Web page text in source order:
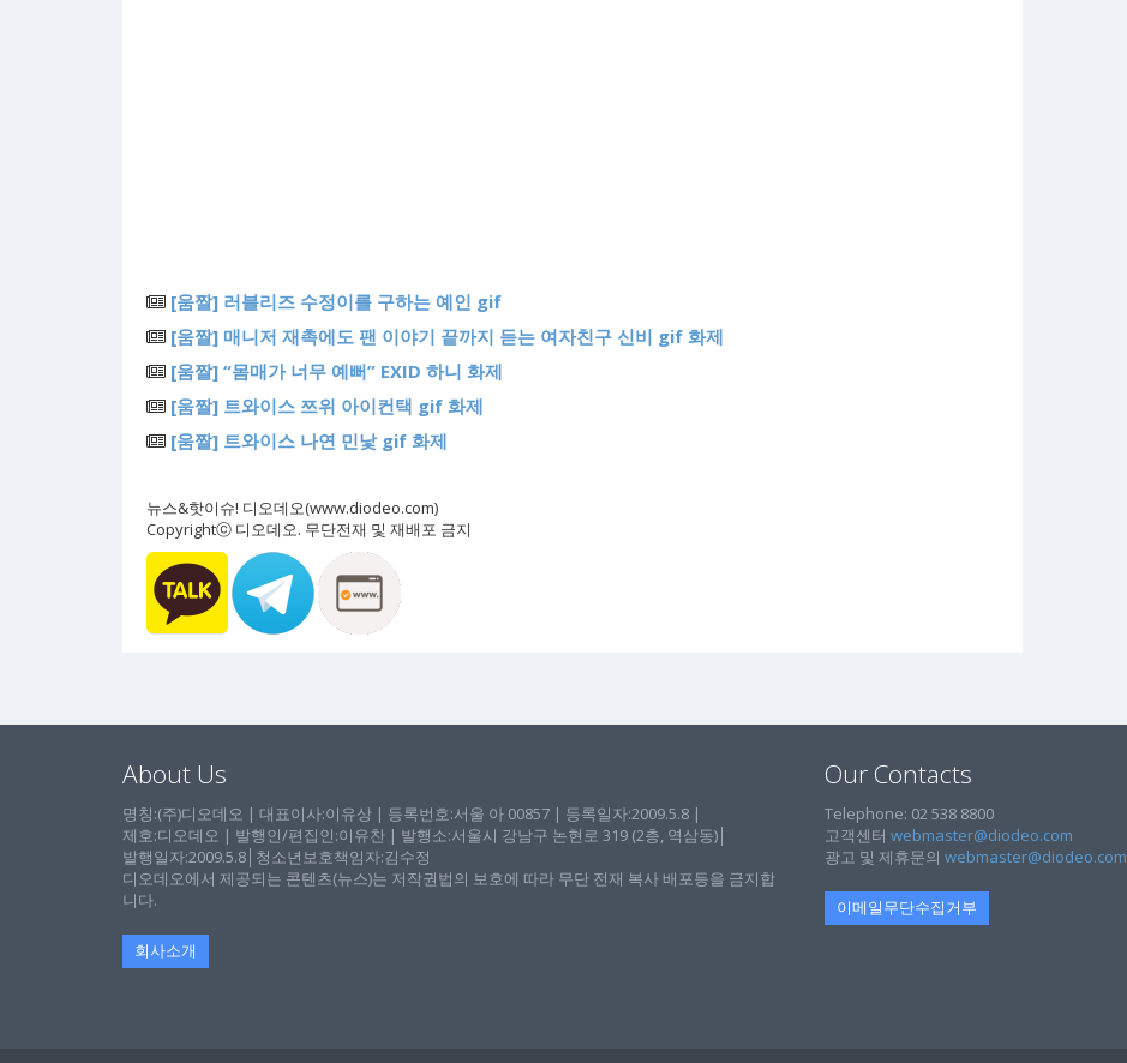
[움짤] 러블리즈 수정이를 구하는 예인 gif
[움짤] 매니저 재촉에도 팬 이야기 끝까지 듣는 여자친구 신비 gif 화제
[움짤] “몸매가 너무 예뻐” EXID 하니 화제
[움짤] 트와이스 쯔위 아이컨택 gif 화제
[움짤] 트와이스 나연 민낯 gif 화제
뉴스&핫이슈! 디오데오(www.diodeo.com)
Copyrightⓒ 디오데오. 무단전재 및 재배포 금지
About Us
명칭:(주)디오데오 | 대표이사:이유상 | 등록번호:서울 아 00857 | 등록일자:2009.5.8 |
제호:디오데오 | 발행인/편집인:이유찬 | 발행소:서울시 강남구 논현로 319 (2층, 역삼동)│
발행일자:2009.5.8│청소년보호책임자:김수정
디오데오에서 제공되는 콘텐츠(뉴스)는 저작권법의 보호에 따라 무단 전재 복사 배포등을 금지합
니다.
회사소개
Our Contacts
Telephone: 02 538 8800
고객센터 webmaster@diodeo.com
광고 및 제휴문의 webmaster@diodeo.com
이메일무단수집거부